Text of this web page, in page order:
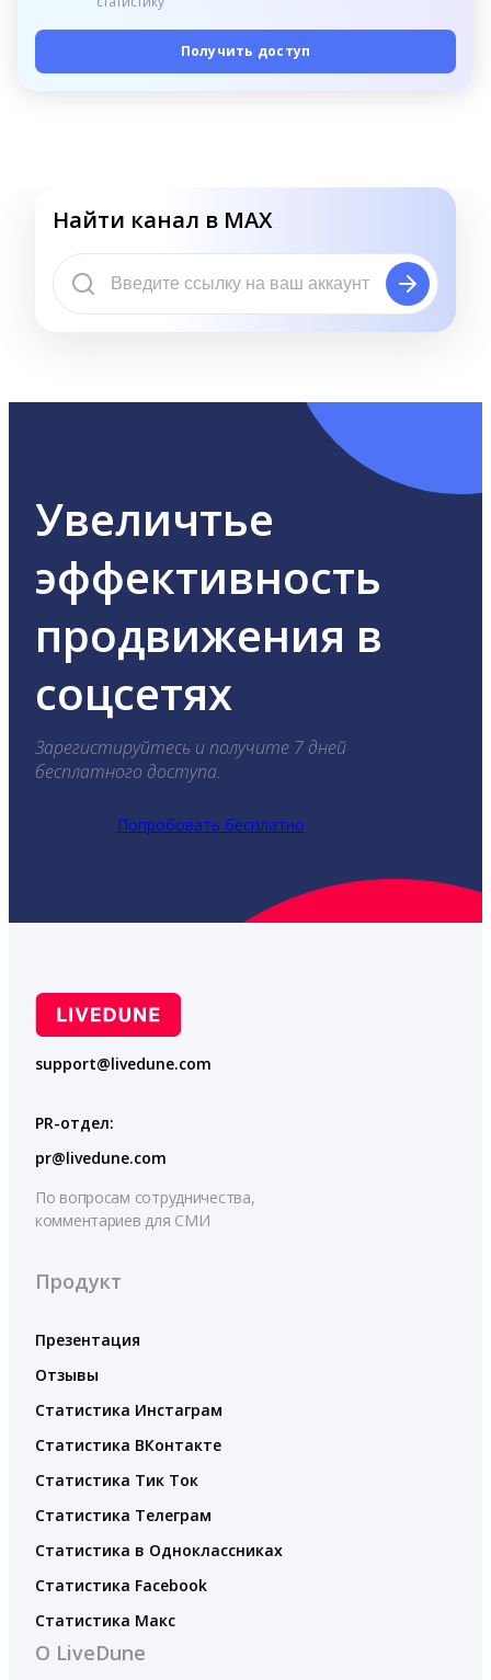
Получить доступ
Найти канал в MAX
Увеличтье
эффективность
продвижения в
соцсетях
Зарегистируйтесь и получите 7 дней
бесплатного доступа.
Попробовать бесплатно
support@livedune.com
PR-отдел:
pr@livedune.com
По вопросам сотрудничества,
комментариев для СМИ
Продукт
Презентация
Отзывы
Статистика Инстаграм
Статистика ВКонтакте
Статистика Тик Ток
Статистика Телеграм
Статистика в Одноклассниках
Статистика Facebook
Статистика Макс
О LiveDune